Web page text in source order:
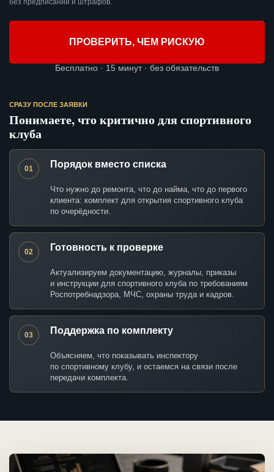
без предписаний и штрафов.
ПРОВЕРИТЬ, ЧЕМ РИСКУЮ
Бесплатно · 15 минут · без обязательств
СРАЗУ ПОСЛЕ ЗАЯВКИ
Понимаете, что критично для спортивного
клуба
01 Порядок вместо списка
Что нужно до ремонта, что до найма, что до первого
клиента: комплект для открытия спортивного клуба
по очерёдности.
02 Готовность к проверке
Актуализируем документацию, журналы, приказы
и инструкции для спортивного клуба по требованиям
Роспотребнадзора, МЧС, охраны труда и кадров.
03 Поддержка по комплекту
Объясняем, что показывать инспектору
по спортивному клубу, и остаемся на связи после
передачи комплекта.